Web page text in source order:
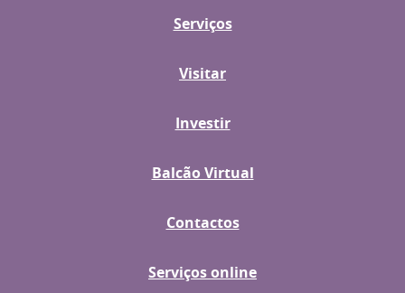
Serviços
Visitar
Investir
Balcão Virtual
Contactos
Serviços online